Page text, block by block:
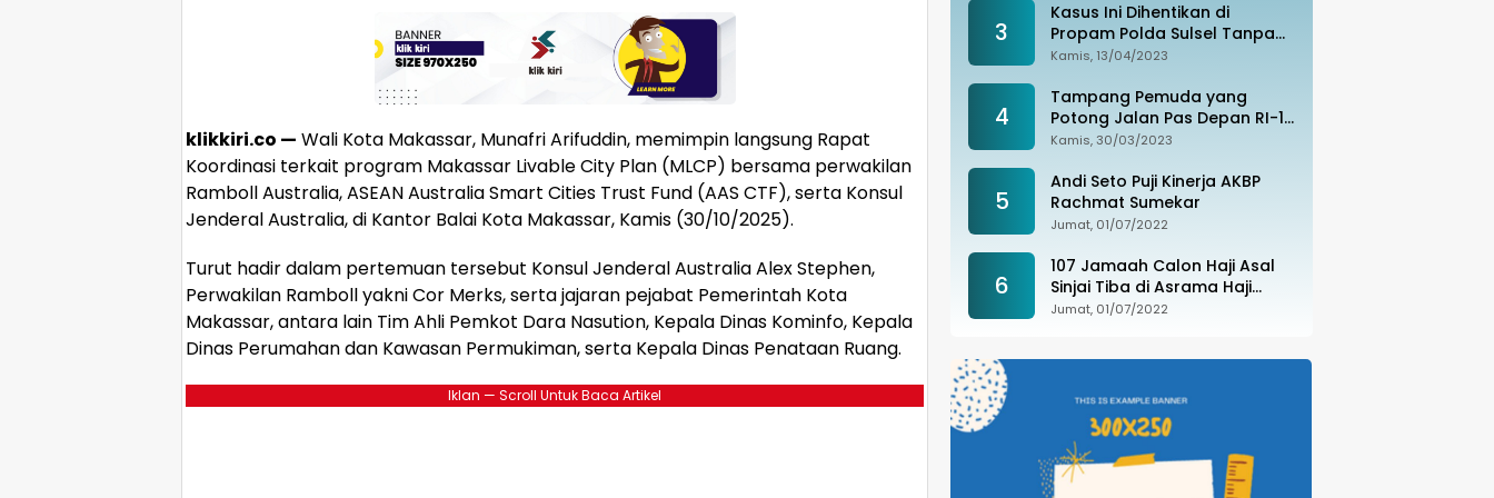
klikkiri.co — Wali Kota Makassar, Munafri Arifuddin, memimpin langsung Rapat
Koordinasi terkait program Makassar Livable City Plan (MLCP) bersama perwakilan
Ramboll Australia, ASEAN Australia Smart Cities Trust Fund (AAS CTF), serta Konsul
Jenderal Australia, di Kantor Balai Kota Makassar, Kamis (30/10/2025).
Turut hadir dalam pertemuan tersebut Konsul Jenderal Australia Alex Stephen,
Perwakilan Ramboll yakni Cor Merks, serta jajaran pejabat Pemerintah Kota
Makassar, antara lain Tim Ahli Pemkot Dara Nasution, Kepala Dinas Kominfo, Kepala
Dinas Perumahan dan Kawasan Permukiman, serta Kepala Dinas Penataan Ruang.
Iklan — Scroll Untuk Baca Artikel
3
Kasus Ini Dihentikan di
Propam Polda Sulsel Tanpa
Kejelasan, Ada Apa?
Kamis, 13/04/2023
4
Tampang Pemuda yang
Potong Jalan Pas Depan RI-1
di Makassar Ditangkap,
Kamis, 30/03/2023
5
Andi Seto Puji Kinerja AKBP
Rachmat Sumekar
Jumat, 01/07/2022
6
107 Jamaah Calon Haji Asal
Sinjai Tiba di Asrama Haji
Sudiang
Jumat, 01/07/2022